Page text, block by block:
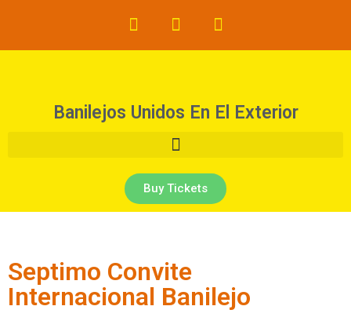
Banilejos Unidos En El Exterior
Buy Tickets
Septimo Convite
Internacional Banilejo